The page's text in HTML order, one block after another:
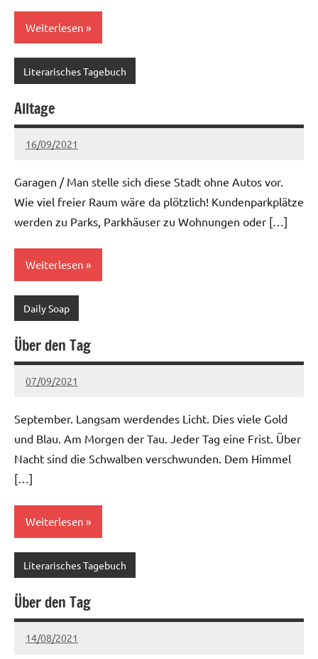
Weiterlesen
Literarisches Tagebuch
Alltage
16/09/2021
Ria
Keine
Garagen / Man stelle sich diese Stadt ohne Autos vor.
Wie viel freier Raum wäre da plötzlich! Kundenparkplätze
werden zu Parks, Parkhäuser zu Wohnungen oder […]
Weiterlesen
Daily Soap
Über den Tag
07/09/2021
Ria
Keine
September. Langsam werdendes Licht. Dies viele Gold
und Blau. Am Morgen der Tau. Jeder Tag eine Frist. Über
Nacht sind die Schwalben verschwunden. Dem Himmel
[…]
Weiterlesen
Literarisches Tagebuch
Über den Tag
14/08/2021
Ria
1 Kommentar